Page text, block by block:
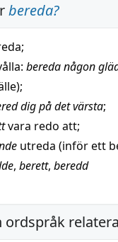
bereda?
;
: bereda någon
dig på det värsta;
vara redo att;
utreda (införett
, berett, beredd
ordspråk